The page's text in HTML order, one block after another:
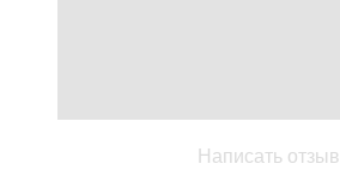
Написать отзыв